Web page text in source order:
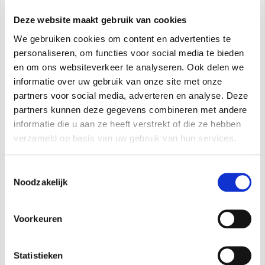
Deze website maakt gebruik van cookies
We gebruiken cookies om content en advertenties te
personaliseren, om functies voor social media te bieden
en om ons websiteverkeer te analyseren. Ook delen we
informatie over uw gebruik van onze site met onze
partners voor social media, adverteren en analyse. Deze
partners kunnen deze gegevens combineren met andere
informatie die u aan ze heeft verstrekt of die ze hebben
verzameld op basis van uw gebruik van hun services.
Noodzakelijk
Voorkeuren
Statistieken
De constante aandacht voor detail, ontwerp
en engineering van de componenten
heeft als resultaat gereduceerde
afmetingen, waardoor deze uitvoering
van minder dan 50 cm hoog een van de
kleinste uitvoeringen op de markt is.
EASY TO USE
uitneembare band en zwenkwielen.